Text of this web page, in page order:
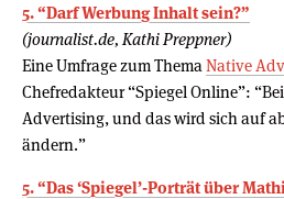
5. “Darf Werbung Inhalt sein?”
(journalist.de, Kathi Preppner)
Eine Umfrage zum Thema Native
Chefredakteur “Spiegel Online”:
Advertising, und das wird sich auf
ändern.”
5. “Das ‘Spiegel’-Porträt über